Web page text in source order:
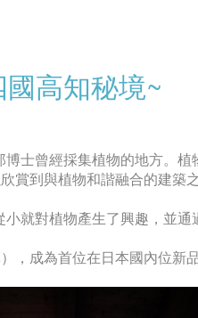
高知秘境~
士曾經採集植物的地方。
賞到與植物和諧融合的建築之
就對植物產生了興趣，並
，成為首位在日本國內位新